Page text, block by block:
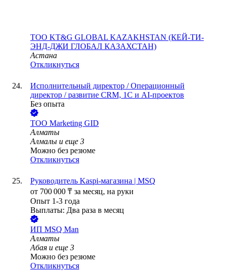
ТОО KT&G GLOBAL KAZAKHSTAN (КЕЙ-ТИ-
ЭНД-ДЖИ ГЛОБАЛ КАЗАХСТАН)
Астана
Откликнуться
Исполнительный директор / Операционный
директор / развитие CRM, 1С и AI-проектов
Без опыта
ТОО Marketing GID
Алматы
Алмалы и еще 3
Можно без резюме
Откликнуться
Руководитель Kaspi-магазина | MSQ
от 700 000 ₸ за месяц, на руки
Опыт 1-3 года
Выплаты: Два раза в месяц
ИП MSQ Man
Алматы
Абая и еще 3
Можно без резюме
Откликнуться